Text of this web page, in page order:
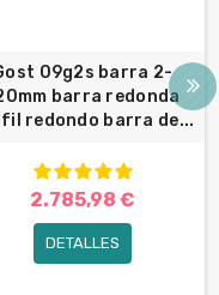
09g2s barra 2-
barra redonda
redondo barra de...
2.785,98 €
DETALLES